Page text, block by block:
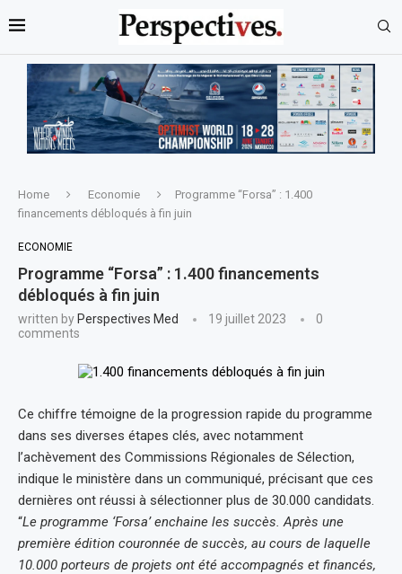
Home Economie
Programme “Forsa” : 1.400
financements débloqués à fin juin
ECONOMIE
Programme “Forsa” : 1.400 financements
débloqués à fin juin
written by Perspectives Med 19 juillet 2023
0
comments
Ce chiffre témoigne de la progression rapide du programme
dans ses diverses étapes clés, avec notamment
l’achèvement des Commissions Régionales de Sélection,
indique le ministère dans un communiqué, précisant que ces
dernières ont réussi à sélectionner plus de 30.000 candidats.
“Le programme ‘Forsa’ enchaine les succès. Après une
première édition couronnée de succès, au cours de laquelle
10.000 porteurs de projets ont été accompagnés et financés,